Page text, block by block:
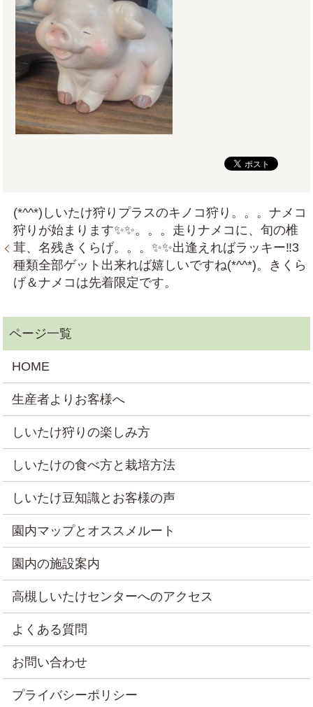
(*^^*)しいたけ狩りプラスのキノコ狩り。。。ナメコ
狩りが始まります✨✨。。。走りナメコに、旬の椎
茸、名残きくらげ。。。✨✨出逢えればラッキー‼3
種類全部ゲット出来れば嬉しいですね(*^^*)。きくら
げ＆ナメコは先着限定です。
HOME
生産者よりお客様へ
しいたけ狩りの楽しみ方
しいたけの食べ方と栽培方法
しいたけ豆知識とお客様の声
園内マップとオススメルート
園内の施設案内
高槻しいたけセンターへのアクセス
よくある質問
お問い合わせ
プライバシーポリシー